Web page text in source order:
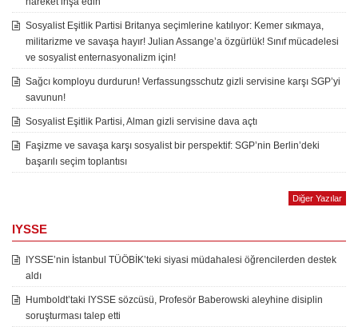
Sosyalist Eşitlik Partisi Britanya seçimlerine katılıyor: Kemer sıkmaya,
militarizme ve savaşa hayır! Julian Assange’a özgürlük! Sınıf mücadelesi
ve sosyalist enternasyonalizm için!
Sağcı komployu durdurun! Verfassungsschutz gizli servisine karşı SGP’yi
savunun!
Sosyalist Eşitlik Partisi, Alman gizli servisine dava açtı
Faşizme ve savaşa karşı sosyalist bir perspektif: SGP’nin Berlin’deki
başarılı seçim toplantısı
Diğer Yazılar
IYSSE
IYSSE’nin İstanbul TÜÖBİK’teki siyasi müdahalesi öğrencilerden destek
aldı
Humboldt’taki IYSSE sözcüsü, Profesör Baberowski aleyhine disiplin
soruşturması talep etti